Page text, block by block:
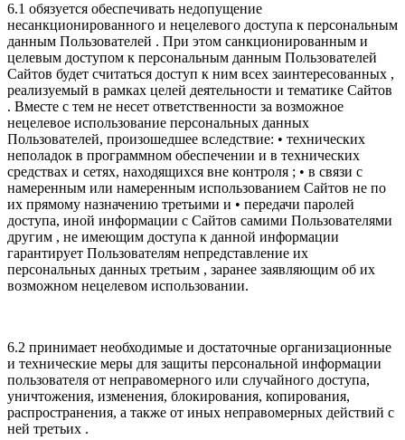
6.1 обязуется обеспечивать недопущение
несанкционированного и нецелевого доступа к персональным
данным Пользователей . При этом санкционированным и
целевым доступом к персональным данным Пользователей
Сайтов будет считаться доступ к ним всех заинтересованных ,
реализуемый в рамках целей деятельности и тематике Сайтов
. Вместе с тем не несет ответственности за возможное
нецелевое использование персональных данных
Пользователей, произошедшее вследствие: • технических
неполадок в программном обеспечении и в технических
средствах и сетях, находящихся вне контроля ; • в связи с
намеренным или намеренным использованием Сайтов не по
их прямому назначению третьими и • передачи паролей
доступа, иной информации с Сайтов самими Пользователями
другим , не имеющим доступа к данной информации
гарантирует Пользователям непредставление их
персональных данных третьим , заранее заявляющим об их
возможном нецелевом использовании.
6.2 принимает необходимые и достаточные организационные
и технические меры для защиты персональной информации
пользователя от неправомерного или случайного доступа,
уничтожения, изменения, блокирования, копирования,
распространения, а также от иных неправомерных действий с
ней третьих .